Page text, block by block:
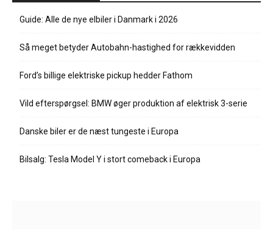
Guide: Alle de nye elbiler i Danmark i 2026
Så meget betyder Autobahn-hastighed for rækkevidden
Ford’s billige elektriske pickup hedder Fathom
Vild efterspørgsel: BMW øger produktion af elektrisk 3-serie
Danske biler er de næst tungeste i Europa
Bilsalg: Tesla Model Y i stort comeback i Europa